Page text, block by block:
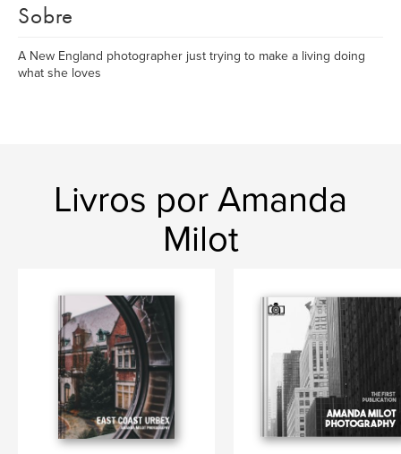
Sobre
A New England photographer just trying to make a living doing
what she loves
Livros por Amanda
Milot